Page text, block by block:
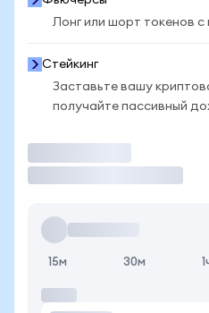
Лонг или шорт токенов с
Стейкинг
Заставьте вашу
получайте пассивный
15м 30м